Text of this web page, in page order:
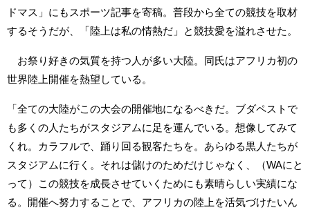
ドマス」にもスポーツ記事を寄稿。普段から全ての競技を取材
するそうだが、「陸上は私の情熱だ」と競技愛を溢れさせた。
お祭り好きの気質を持つ人が多い大陸。同氏はアフリカ初の
世界陸上開催を熱望している。
「全ての大陸がこの大会の開催地になるべきだ。ブダペストで
も多くの人たちがスタジアムに足を運んでいる。想像してみて
くれ。カラフルで、踊り回る観客たちを。あらゆる黒人たちが
スタジアムに行く。それは儲けのためだけじゃなく、（WAにと
って）この競技を成長させていくためにも素晴らしい実績にな
る。開催へ努力することで、アフリカの陸上を活気づけたいん